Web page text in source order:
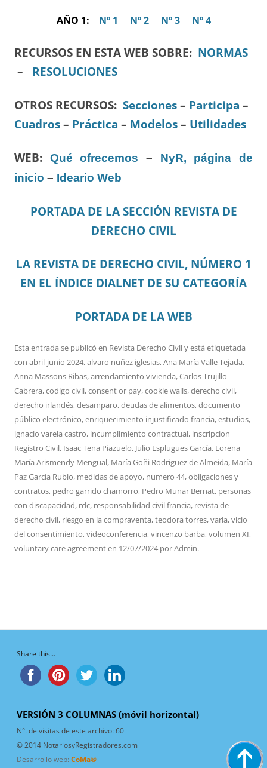
AÑO 1: Nº 1 Nº 2 Nº 3 Nº 4
RECURSOS EN ESTA WEB SOBRE: NORMAS
– RESOLUCIONES
OTROS RECURSOS: Secciones – Participa –
Cuadros – Práctica – Modelos – Utilidades
WEB: Qué ofrecemos – NyR, página de
inicio – Ideario Web
PORTADA DE LA SECCIÓN REVISTA DE
DERECHO CIVIL
LA REVISTA DE DERECHO CIVIL, NÚMERO 1
EN EL ÍNDICE DIALNET DE SU CATEGORÍA
PORTADA DE LA WEB
Esta entrada se publicó en Revista Derecho Civily está etiquetada
con abril-junio 2024,alvaro nuñez iglesias,Ana María Valle Tejada,
Anna Massons Ribas,arrendamiento vivienda,Carlos Trujillo
Cabrera,codigo civil,consent or pay,cookie walls,derecho civil,
derecho irlandés,desamparo,deudas de alimentos,documento
público electrónico,enriquecimiento injustificado francia,estudios,
ignacio varela castro, incumplimiento contractual, inscripcion
Registro Civil, Isaac Tena Piazuelo, Julio Esplugues García, Lorena
María Arismendy Mengual, María Goñi Rodriguez de Almeida, María
Paz García Rubio, medidas de apoyo, numero 44,obligaciones y
contratos, pedro garrido chamorro, Pedro Munar Bernat, personas
con discapacidad, rdc, responsabilidad civil francia, revista de
derecho civil, riesgo en la compraventa,teodora torres,varia,vicio
del consentimiento,videoconferencia,vincenzo barba,volumen XI,
voluntary care agreementen 12/07/2024porAdmin.
Share this...
VERSIÓN 3 COLUMNAS (móvil horizontal)
N°. de visitas de este archivo:60
© 2014 NotariosyRegistradores.com
Desarrollo web: CoMa®